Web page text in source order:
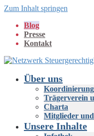
Zum Inhalt springen
Blog
Presse
Kontakt
Über uns
Trägerverein
Charta
Mitglieder
Unsere Inhalte